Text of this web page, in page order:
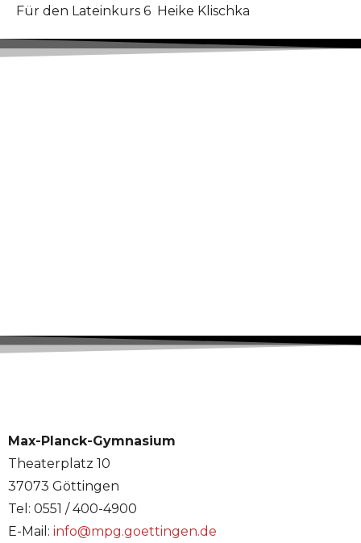
Für den Lateinkurs 6 Heike Klischka
Max-Planck-Gymnasium
Theaterplatz 10
37073 Göttingen
Tel: 0551 / 400-4900
E-Mail: info@mpg.goettingen.de